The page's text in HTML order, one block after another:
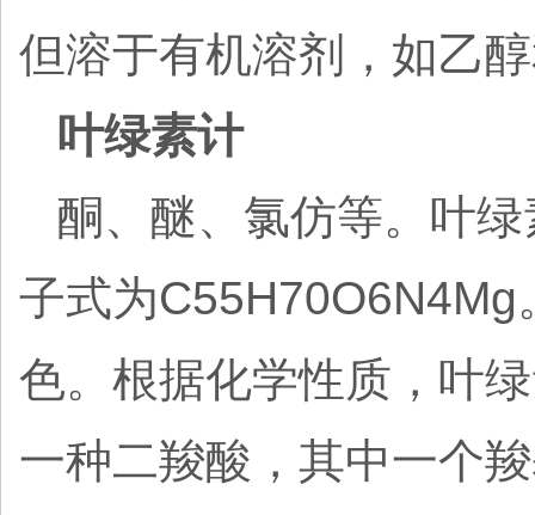
但溶于有机溶剂，如乙
叶绿素计
酮、醚、氯仿等。叶
子式为
色。根据化学性质，叶
一种二羧酸，其中一个